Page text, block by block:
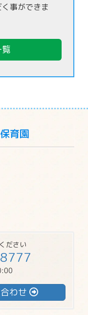
く事ができま
育園
ださい
わせ